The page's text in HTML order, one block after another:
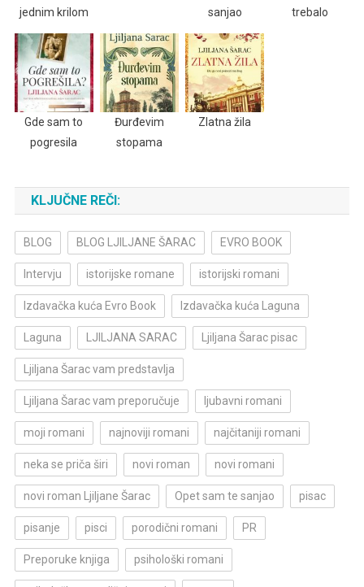
jednim krilom
sanjao
trebalo
Gde sam to
pogresila
Đurđevim
stopama
Zlatna žila
KLJUČNE REČI:
BLOG BLOG LJILJANE ŠARAC EVRO BOOK
Intervju istorijske romane istorijski romani
Izdavačka kuća Evro Book Izdavačka kuća Laguna
Laguna LJILJANA SARAC Ljiljana Šarac pisac
Ljiljana Šarac vam predstavlja
Ljiljana Šarac vam preporučuje ljubavni romani
moji romani najnoviji romani najčitaniji romani
neka se priča širi novi roman novi romani
novi roman Ljiljane Šarac Opet sam te sanjao pisac
pisanje pisci porodični romani PR
Preporuke knjiga psihološki romani